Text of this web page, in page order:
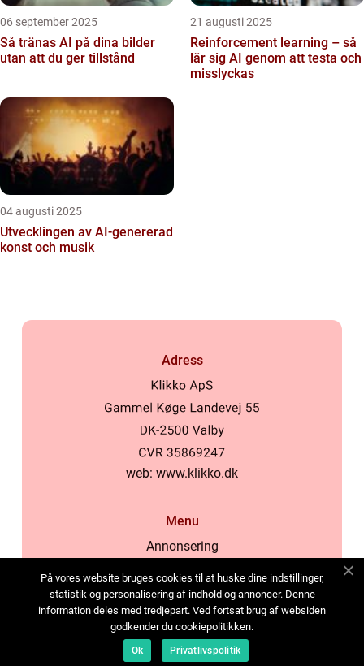
06 september 2025
Så tränas AI på dina bilder
utan att du ger tillstånd
21 augusti 2025
Reinforcement learning – så
lär sig AI genom att testa och
misslyckas
04 augusti 2025
Utvecklingen av AI-genererad
konst och musik
Adress
web: www.klikko.dk
Menu
Annonsering
Cookies
Kontakta oss
Sitemap
På vores website bruges cookies til at huske dine indstillinger,
statistik og personalisering af indhold og annoncer. Denne
information deles med tredjepart. Ved fortsat brug af websiden
godkender du cookiepolitikken.
Ok Privatlivspolitik